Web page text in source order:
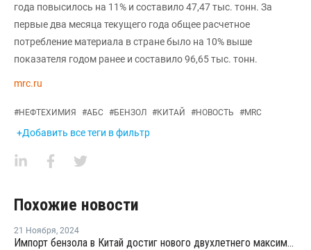
года повысилось на 11% и составило 47,47 тыс. тонн. За
первые два месяца текущего года общее расчетное
потребление материала в стране было на 10% выше
показателя годом ранее и составило 96,65 тыс. тонн.
mrc.ru
#НЕФТЕХИМИЯ #АБС #БЕНЗОЛ #КИТАЙ #НОВОСТЬ #MRC
+Добавить все теги в фильтр
Похожие новости
21 Ноября, 2024
Импорт бензола в Китай достиг нового двухлетнего максимума в октябре